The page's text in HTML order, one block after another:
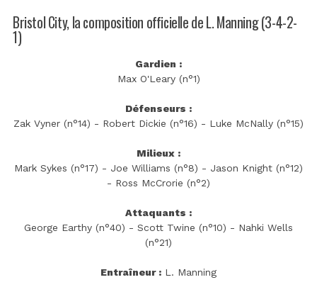
Bristol City, la composition officielle de L. Manning (3-4-2-
1)
Gardien :
Max O'Leary (n°1)
Défenseurs :
Zak Vyner (n°14) - Robert Dickie (n°16) - Luke McNally (n°15)
Milieux :
Mark Sykes (n°17) - Joe Williams (n°8) - Jason Knight (n°12)
- Ross McCrorie (n°2)
Attaquants :
George Earthy (n°40) - Scott Twine (n°10) - Nahki Wells
(n°21)
Entraîneur : L. Manning